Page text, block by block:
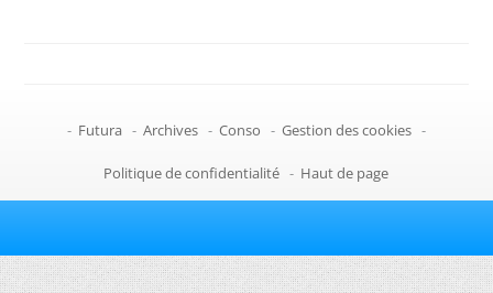
- Futura - Archives - Conso - Gestion des cookies -
Politique de confidentialité - Haut de page